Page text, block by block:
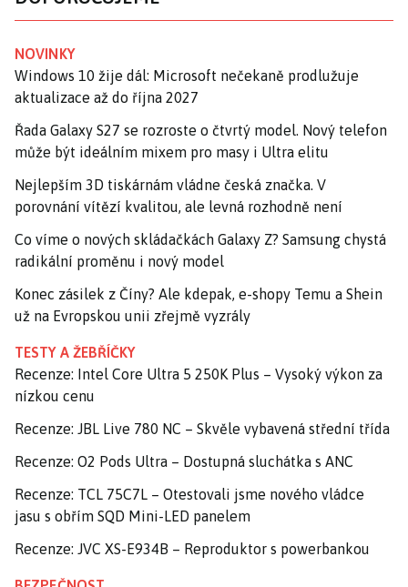
NOVINKY
Windows 10 žije dál: Microsoft nečekaně prodlužuje
aktualizace až do října 2027
Řada Galaxy S27 se rozroste o čtvrtý model. Nový telefon
může být ideálním mixem pro masy i Ultra elitu
Nejlepším 3D tiskárnám vládne česká značka. V
porovnání vítězí kvalitou, ale levná rozhodně není
Co víme o nových skládačkách Galaxy Z? Samsung chystá
radikální proměnu i nový model
Konec zásilek z Číny? Ale kdepak, e-shopy Temu a Shein
už na Evropskou unii zřejmě vyzrály
TESTY A ŽEBŘÍČKY
Recenze: Intel Core Ultra 5 250K Plus – Vysoký výkon za
nízkou cenu
Recenze: JBL Live 780 NC – Skvěle vybavená střední třída
Recenze: O2 Pods Ultra – Dostupná sluchátka s ANC
Recenze: TCL 75C7L – Otestovali jsme nového vládce
jasu s obřím SQD Mini-LED panelem
Recenze: JVC XS-E934B – Reproduktor s powerbankou